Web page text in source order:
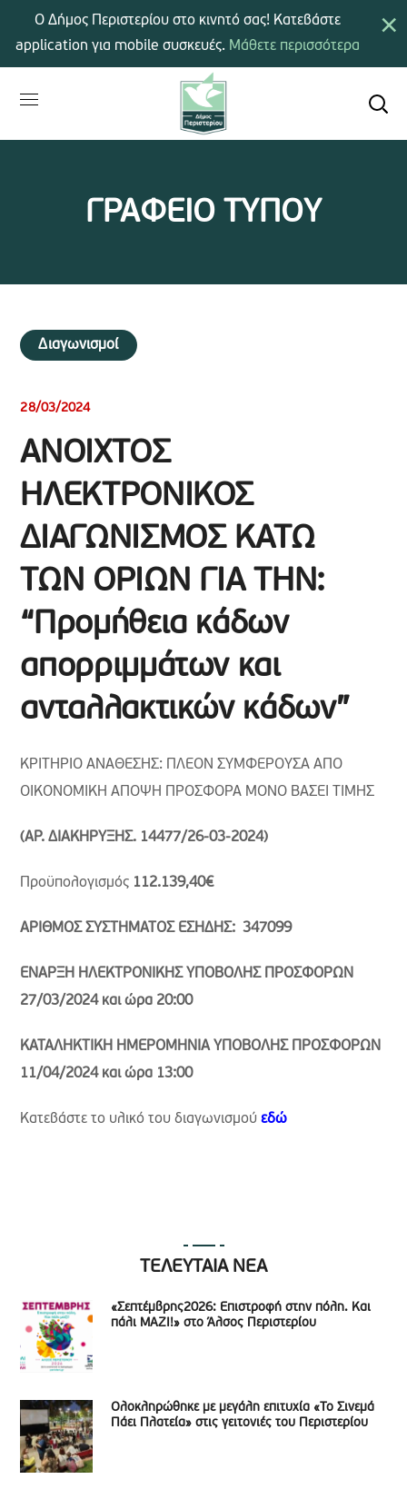
ΓΡΑΦΕΙΟ ΤΥΠΟΥ
Διαγωνισμοί
28/03/2024
ΑΝΟΙΧΤΟΣ
ΗΛΕΚΤΡΟΝΙΚΟΣ
ΔΙΑΓΩΝΙΣΜΟΣ ΚΑΤΩ
ΤΩΝ ΟΡΙΩΝ ΓΙΑ ΤΗΝ:
“Προμήθεια κάδων
απορριμμάτων και
ανταλλακτικών κάδων”
ΚΡΙΤΗΡΙΟ ΑΝΑΘΕΣΗΣ: ΠΛΕΟΝ ΣΥΜΦΕΡΟΥΣΑ ΑΠΟ
ΟΙΚΟΝΟΜΙΚΗ ΑΠΟΨΗ ΠΡΟΣΦΟΡΑ ΜΟΝΟ ΒΑΣΕΙ ΤΙΜΗΣ
(ΑΡ. ΔΙΑΚΗΡΥΞΗΣ. 14477/26-03-2024)
Προϋπολογισμός 112.139,40€
ΑΡΙΘΜΟΣ ΣΥΣΤΗΜΑΤΟΣ ΕΣΗΔΗΣ: 347099
ΕΝΑΡΞΗ ΗΛΕΚΤΡΟΝΙΚΗΣ ΥΠΟΒΟΛΗΣ ΠΡΟΣΦΟΡΩΝ
27/03/2024 και ώρα 20:00
ΚΑΤΑΛΗΚΤΙΚΗ ΗΜΕΡΟΜΗΝΙΑ ΥΠΟΒΟΛΗΣ ΠΡΟΣΦΟΡΩΝ
11/04/2024 και ώρα 13:00
Κατεβάστε το υλικό του διαγωνισμούεδώ
ΤΕΛΕΥΤΑΙΑ ΝΕΑ
«Σεπτέμβρης2026: Επιστροφή στην πόλη. Και
πάλι ΜΑΖΙ!» στο Άλσος Περιστερίου
Ολοκληρώθηκε με μεγάλη επιτυχία «Το Σινεμά
Πάει Πλατεία» στις γειτονιές του Περιστερίου
×
Ο Δήμος Περιστερίου στο κινητό σας! Κατεβάστε
application για mobile συσκευές. Μάθετε περισσότερα